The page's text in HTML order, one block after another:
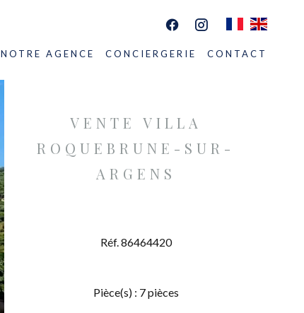
NOTRE AGENCE CONCIERGERIE CONTACT
VENTE VILLA
ROQUEBRUNE-SUR-
ARGENS
Réf. 86464420
Pièce(s) : 7 pièces